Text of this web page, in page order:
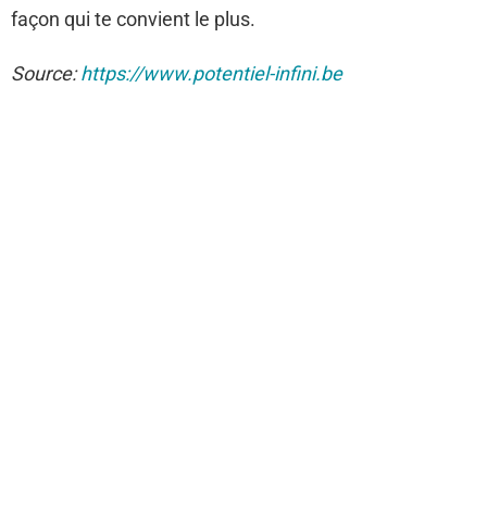
façon qui te convient le plus.
Source:https://www.potentiel-infini.be